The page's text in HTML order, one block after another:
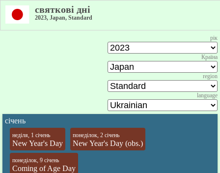
святкові дні
2023, Japan, Standard
рік
Країна
region
language
січень
неділя, 1 січень
New Year's Day
понеділок, 2 січень
New Year's Day (obs.)
понеділок, 9 січень
Coming of Age Day